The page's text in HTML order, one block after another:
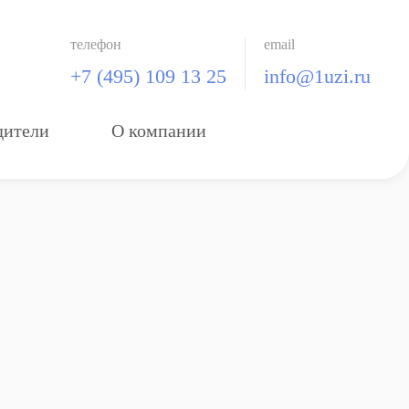
телефон
+7 (495) 109 13 25
email
info@1uzi.ru
О компании